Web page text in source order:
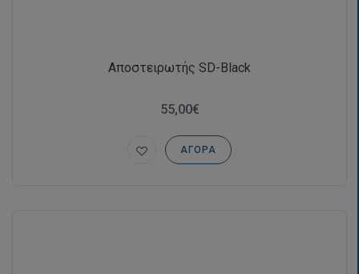
Αποστειρωτής SD-Black
55,00€
ΑΓΟΡΆ